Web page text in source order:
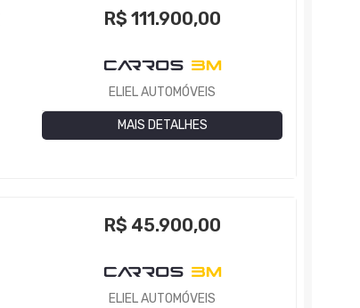
R$ 111.900,00
ELIEL AUTOMÓVEIS
MAIS DETALHES
R$ 45.900,00
ELIEL AUTOMÓVEIS